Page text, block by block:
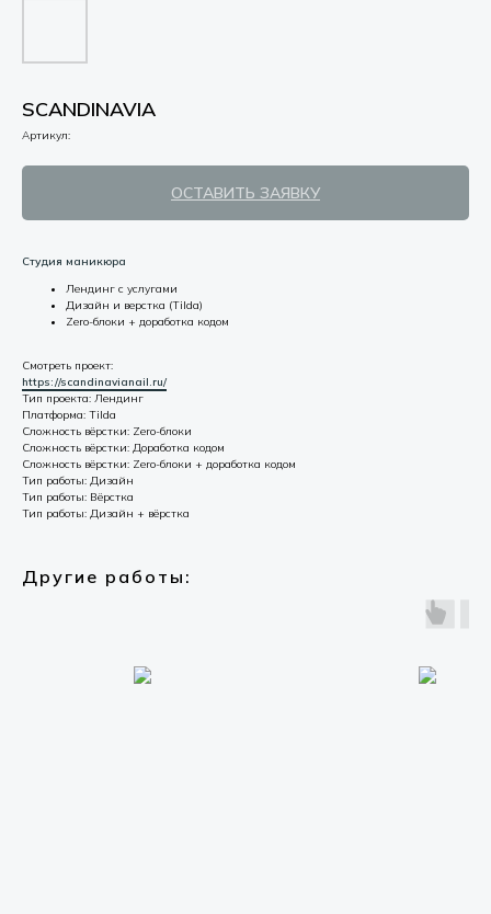
SCANDINAVIA
Артикул:
ОСТАВИТЬ ЗАЯВКУ
Студия маникюра
Лендинг с услугами
Дизайн и верстка (Tilda)
Zero-блоки + доработка кодом
Смотреть проект:
https://scandinavianail.ru/
Тип проекта: Лендинг
Платформа: Tilda
Сложность вёрстки: Zero-блоки
Сложность вёрстки: Доработка кодом
Сложность вёрстки: Zero-блоки + доработка кодом
Тип работы: Дизайн
Тип работы: Вёрстка
Тип работы: Дизайн + вёрстка
Другие работы: